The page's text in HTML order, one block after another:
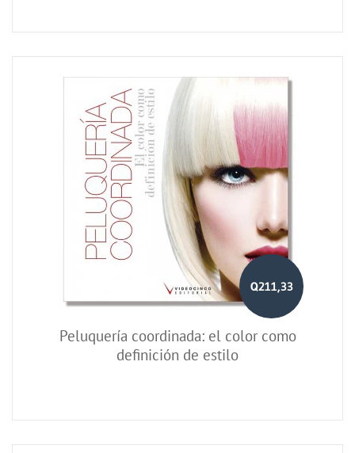
Q211,33
Peluquería coordinada: el color como
definición de estilo